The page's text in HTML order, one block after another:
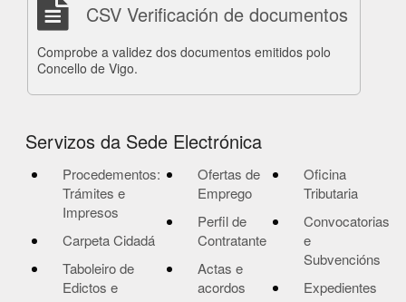
CSV Verificación de documentos
Comprobe a validez dos documentos emitidos polo
Concello de Vigo.
Servizos da Sede Electrónica
Procedementos:
Trámites e
Impresos
Carpeta Cidadá
Taboleiro de
Edictos e
Ofertas de
Emprego
Perfil de
Contratante
Actas e
acordos
Oficina
Tributaria
Convocatorias
e
Subvencións
Expedientes